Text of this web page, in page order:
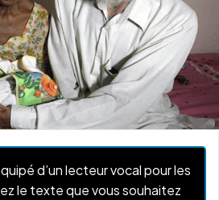
d’un lecteur vocal pour les
le texte que vous souhaitez